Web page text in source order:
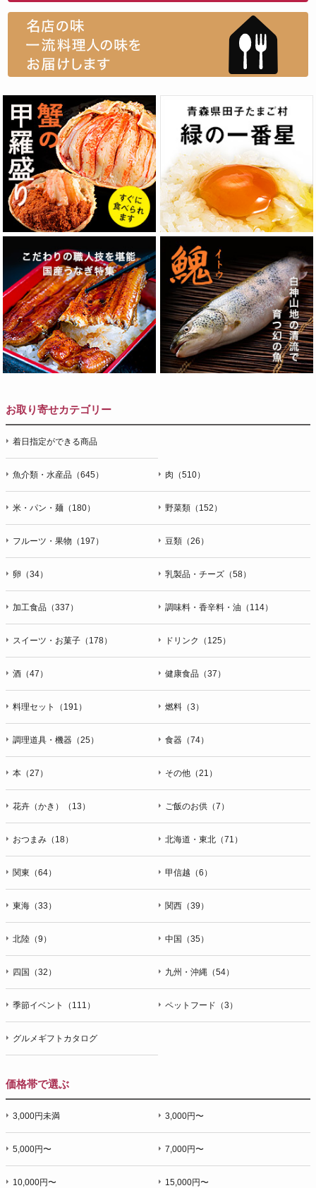
お取り寄せカテゴリー
着日指定ができる商品
魚介類・水産品（645） 肉（510）
米・パン・麺（180） 野菜類（152）
フルーツ・果物（197） 豆類（26）
卵（34） 乳製品・チーズ（58）
加工食品（337） 調味料・香辛料・油（114）
スイーツ・お菓子（178） ドリンク（125）
酒（47） 健康食品（37）
料理セット（191） 燃料（3）
調理道具・機器（25） 食器（74）
本（27） その他（21）
花卉（かき）（13） ご飯のお供（7）
おつまみ（18） 北海道・東北（71）
関東（64） 甲信越（6）
東海（33） 関西（39）
北陸（9） 中国（35）
四国（32） 九州・沖縄（54）
季節イベント（111） ペットフード（3）
グルメギフトカタログ
価格帯で選ぶ
3,000円未満 3,000円〜
5,000円〜 7,000円〜
10,000円〜 15,000円〜